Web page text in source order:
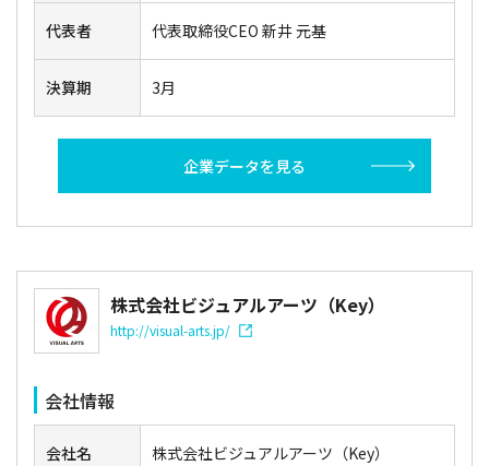
代表者 代表取締役CEO 新井 元基
決算期 3月
企業データを見る
株式会社ビジュアルアーツ（Key）
http://visual-arts.jp/
会社情報
会社名 株式会社ビジュアルアーツ（Key）